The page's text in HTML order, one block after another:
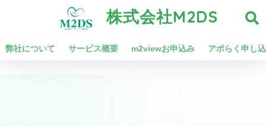
株式会社M2DS
弊社について サービス概要 m2viewお申込み アポらく申し